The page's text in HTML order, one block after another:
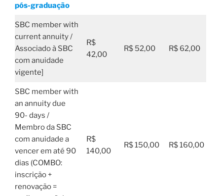
pós-graduação
SBC member with
current annuity /
Associado à SBC
com anuidade
vigente]
R$
42,00
R$ 52,00 R$ 62,00
SBC member with
an annuity due
90- days /
Membro da SBC
com anuidade a
vencer em até 90
dias (COMBO:
inscrição +
renovação =
R$
140,00
R$ 150,00 R$ 160,00